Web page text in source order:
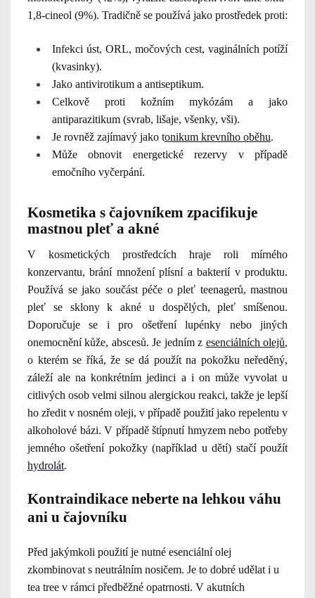
1,8-cineol (9%). Tradičně se používá jako prostředek proti:
Infekci úst, ORL, močových cest, vaginálních potíží
(kvasinky).
Jako antivirotikum a antiseptikum.
Celkově proti kožním mykózám a jako
antiparazitikum (svrab, lišaje, všenky, vši).
Je rovněž zajímavý jako tonikum krevního oběhu.
Může obnovit energetické rezervy v případě
emočního vyčerpání.
Kosmetika s čajovníkem zpacifikuje
mastnou pleť a akné
V kosmetických prostředcích hraje roli mírného
konzervantu, brání množení plísní a bakterií v produktu.
Používá se jako součást péče o pleť teenagerů, mastnou
pleť se sklony k akné u dospělých, pleť smíšenou.
Doporučuje se i pro ošetření lupénky nebo jiných
onemocnění kůže, abscesů. Je jedním z esenciálních olejů,
o kterém se říká, že se dá použít na pokožku neředěný,
záleží ale na konkrétním jedinci a i on může vyvolat u
citlivých osob velmi silnou alergickou reakci, takže je lepší
ho zředit v nosném oleji, v případě použití jako repelentu v
alkoholové bázi. V případě štípnutí hmyzem nebo potřeby
jemného ošetření pokožky (například u dětí) stačí použít
hydrolát.
Kontraindikace neberte na lehkou váhu
ani u čajovníku
Před jakýmkoli použití je nutné esenciální olej
zkombinovat s neutrálním nosičem. Je to dobré udělat i u
tea tree v rámci předběžné opatrnosti. V akutních